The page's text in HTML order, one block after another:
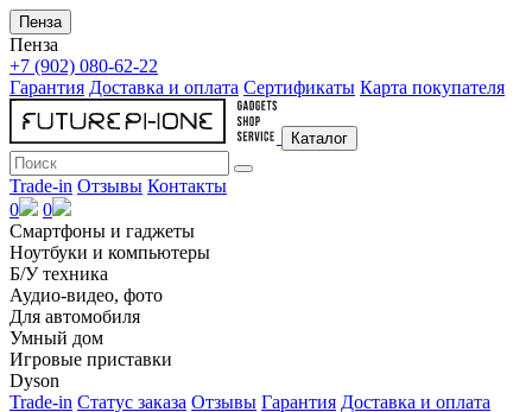
Пенза
Пенза
+7 (902) 080-62-22
Гарантия Доставка и оплата Сертификаты Карта покупателя
Каталог
Trade-in Отзывы Контакты
0
0
Смартфоны и гаджеты
Ноутбуки и компьютеры
Б/У техника
Аудио-видео, фото
Для автомобиля
Умный дом
Игровые приставки
Dyson
Trade-in Статус заказа Отзывы Гарантия Доставка и оплата